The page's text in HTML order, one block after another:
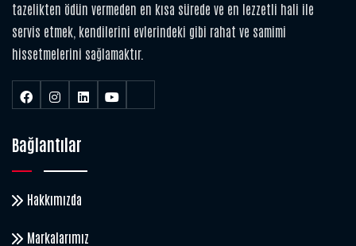
tazelikten ödün vermeden en kısa sürede ve en lezzetli hali ile
servis etmek, kendilerini evlerindeki gibi rahat ve samimi
hissetmelerini sağlamaktır.
Bağlantılar
Hakkımızda
Markalarımız